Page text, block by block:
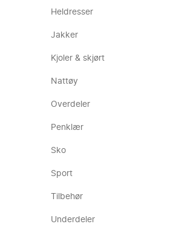
Heldresser
Jakker
Kjoler & skjørt
Nattøy
Overdeler
Penklær
Sko
Sport
Tilbehør
Underdeler